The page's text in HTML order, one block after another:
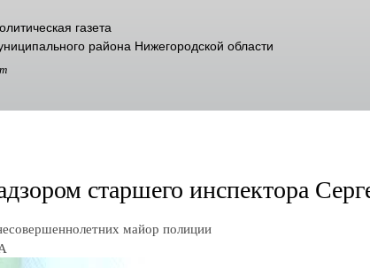
газета
района Нижегородской области
старшего инспектора
майор полиции